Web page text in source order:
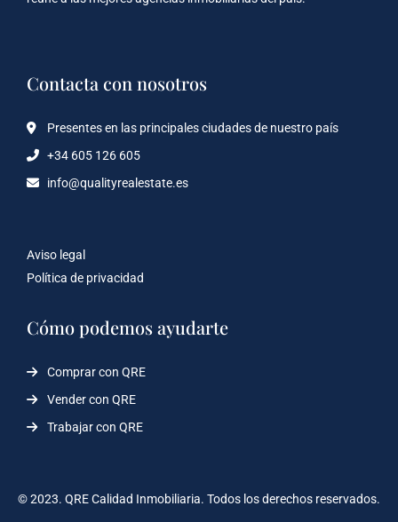
Contacta con nosotros
Presentes en las principales ciudades de nuestro país
+34 605 126 605
info@qualityrealestate.es
Aviso legal
Política de privacidad
Cómo podemos ayudarte
Comprar con QRE
Vender con QRE
Trabajar con QRE
© 2023. QRE Calidad Inmobiliaria. Todos los derechos reservados.